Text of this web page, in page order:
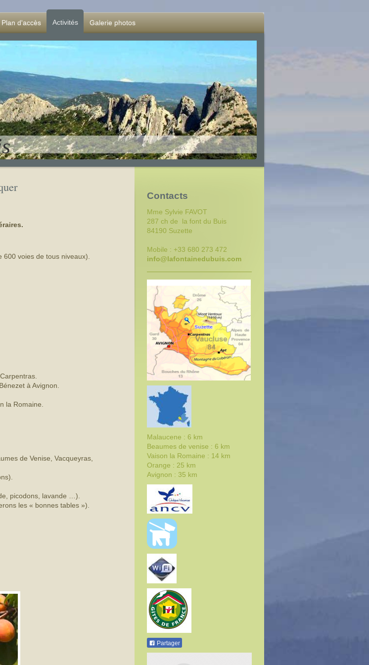
Plan d'accès Activités Galerie photos
voies de tous niveaux).
à Avignon.
la Romaine.
de Venise, Vacqueyras,
picodons, lavande …).
les « bonnes tables »).
Contacts
Mme Sylvie FAVOT
287 ch de la font du Buis
84190 Suzette
Mobile : +33 680 273 472
info@lafontainedubuis.com
Malaucene : 6 km
Beaumes de venise : 6 km
Vaison la Romaine : 14 km
Orange : 25 km
Avignon : 35 km
Partager